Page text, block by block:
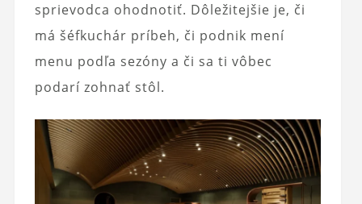
sprievodca ohodnotiť. Dôležitejšie je, či
má šéfkuchár príbeh, či podnik mení
menu podľa sezóny a či sa ti vôbec
podarí zohnať stôl.